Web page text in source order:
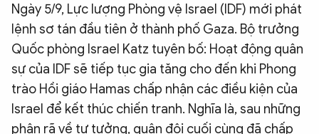
Ngày 5/9, Lực lượng Phòng vệ Israel (IDF) mới phát
lệnh sơ tán đầu tiên ở thành phố Gaza. Bộ trưởng
Quốc phòng Israel Katz tuyên bố: Hoạt động quân
sự của IDF sẽ tiếp tục gia tăng cho đến khi Phong
trào Hồi giáo Hamas chấp nhận các điều kiện của
Israel để kết thúc chiến tranh. Nghĩa là, sau những
phân rã về tư tưởng, quân đội cuối cùng đã chấp